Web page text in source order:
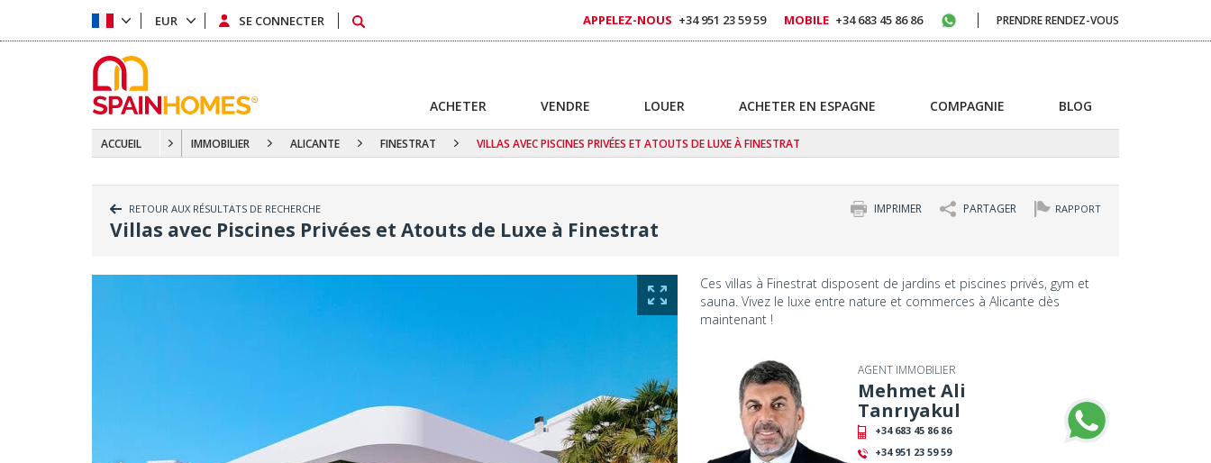
ACCUEIL IMMOBILIER ALICANTE FINESTRAT VILLAS AVEC PISCINES PRIVÉES ET ATOUTS DE LUXE À FINESTRAT
RETOUR AUX RÉSULTATS DE RECHERCHE RAPPORT
PARTAGER
IMPRIMER
Villas avec Piscines Privées et Atouts de Luxe à Finestrat
Ces villas à Finestrat disposent de jardins et piscines privés, gym et
sauna. Vivez le luxe entre nature et commerces à Alicante dès
maintenant !
AGENT IMMOBILIER
Mehmet Ali
Tanrıyakul
+34 683 45 86 86
+34 951 23 59 59
EUR SE CONNECTER APPELEZ-NOUS +34 951 23 59 59 MOBILE +34 683 45 86 86 PRENDRE RENDEZ-VOUS
ACHETER VENDRE LOUER ACHETER EN ESPAGNE COMPAGNIE BLOG